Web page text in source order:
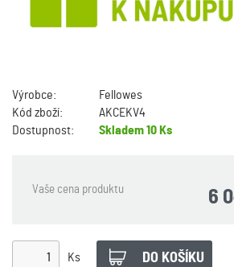
Výrobce:
Fellowes
Kód zboží:
AKCEKV4
Dostupnost:
Skladem10 Ks
Vaše cena produktu 6
Ks